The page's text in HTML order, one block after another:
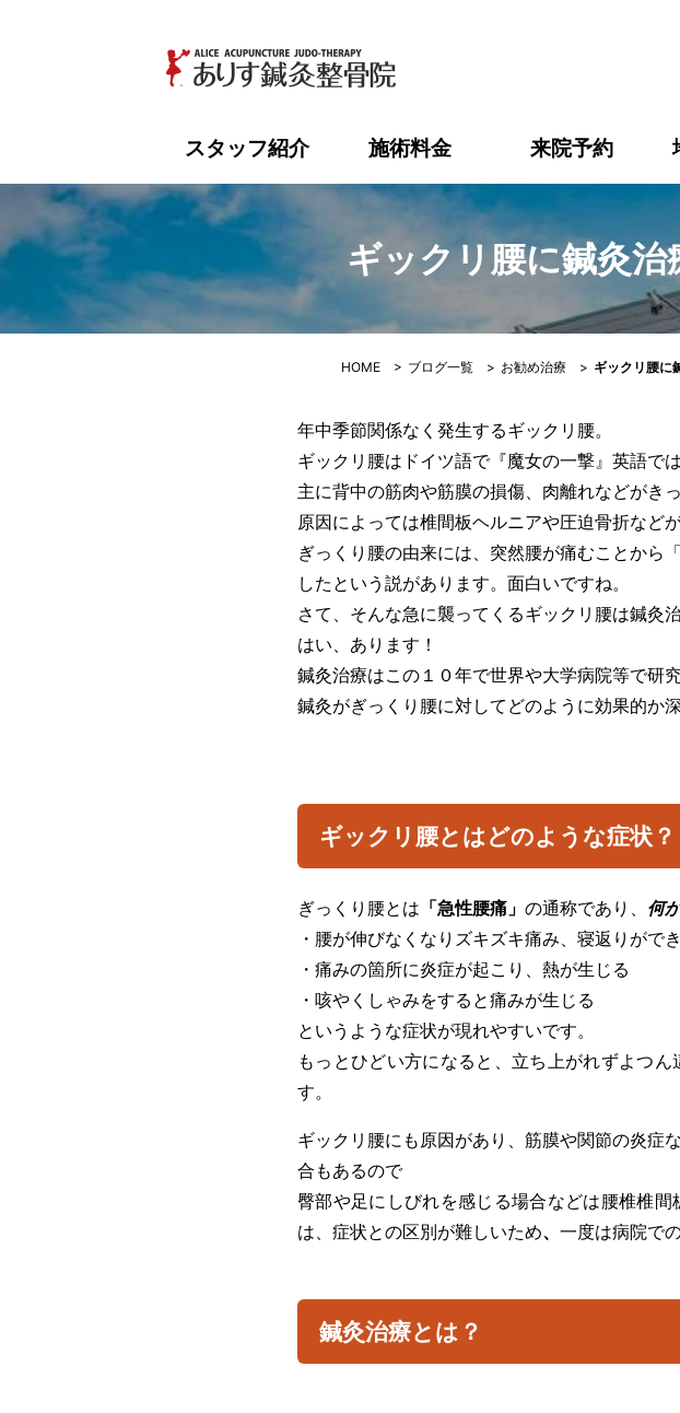
ギックリ腰に鍼灸治療｜高松市あ
スタッフ紹介 施術料金 来院予約
ギックリ腰に鍼灸
HOME > ブログ一覧 > お勧め治療 > ギックリ腰に
年中季節関係なく発生するギックリ腰。
ギックリ腰はドイツ語で『魔女の一撃』英語で
主に背中の筋肉や筋膜の損傷、肉離れなどがき
原因によっては椎間板ヘルニアや圧迫骨折など
ぎっくり腰の由来には、突然腰が痛むことから
したという説があります。面白いですね。
さて、そんな急に襲ってくるギックリ腰は鍼灸
はい、あります！
鍼灸治療はこの１０年で世界や大学病院等で研
鍼灸がぎっくり腰に対してどのように効果的か
ギックリ腰とはどのような症状？
ぎっくり腰とは 「急性腰痛」 の通称であり、 何
・腰が伸びなくなりズキズキ痛み、寝返りがで
・痛みの箇所に炎症が起こり、熱が生じる
・咳やくしゃみをすると痛みが生じる
というような症状が現れやすいです。
もっとひどい方になると、立ち上がれずよつ
す。
ギックリ腰にも原因があり、筋膜や関節の炎症
合もあるので
臀部や足にしびれを感じる場合などは腰椎椎
は、症状との区別が難しいため、 一度は病院で
鍼灸治療とは？